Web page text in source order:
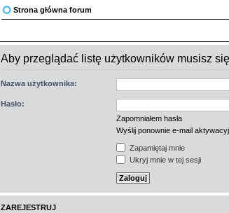
Strona główna forum
Aby przeglądać listę użytkowników musisz
Nazwa użytkownika:
Hasło:
Zapomniałem hasła
Wyślij ponownie e-mail
Zapamiętaj mnie
Ukryj mnie w tej sesji
ZAREJESTRUJ